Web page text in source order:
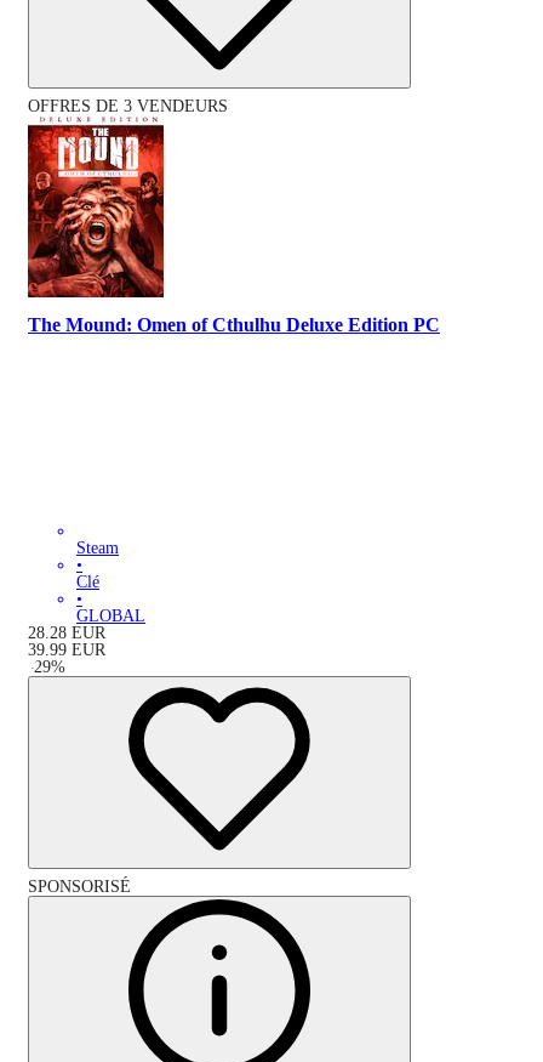
OFFRES DE 3 VENDEURS
The Mound: Omen of Cthulhu Deluxe Edition PC
Steam
•
Clé
•
GLOBAL
28.28 EUR
39.99 EUR
-29%
SPONSORISÉ